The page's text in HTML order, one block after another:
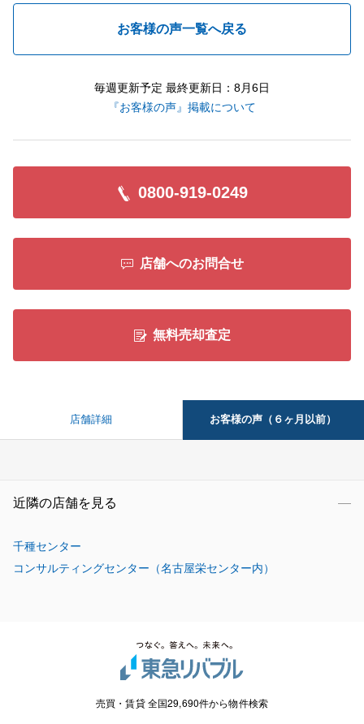
お客様の声一覧へ戻る
毎週更新予定 最終更新日：8月6日
『お客様の声』掲載について
0800-919-0249
店舗へのお問合せ
無料売却査定
店舗詳細 お客様の声（６ヶ月以前）
近隣の店舗を見る
千種センター
コンサルティングセンター（名古屋栄センター内）
売買・賃貸 全国29,690件から物件検索